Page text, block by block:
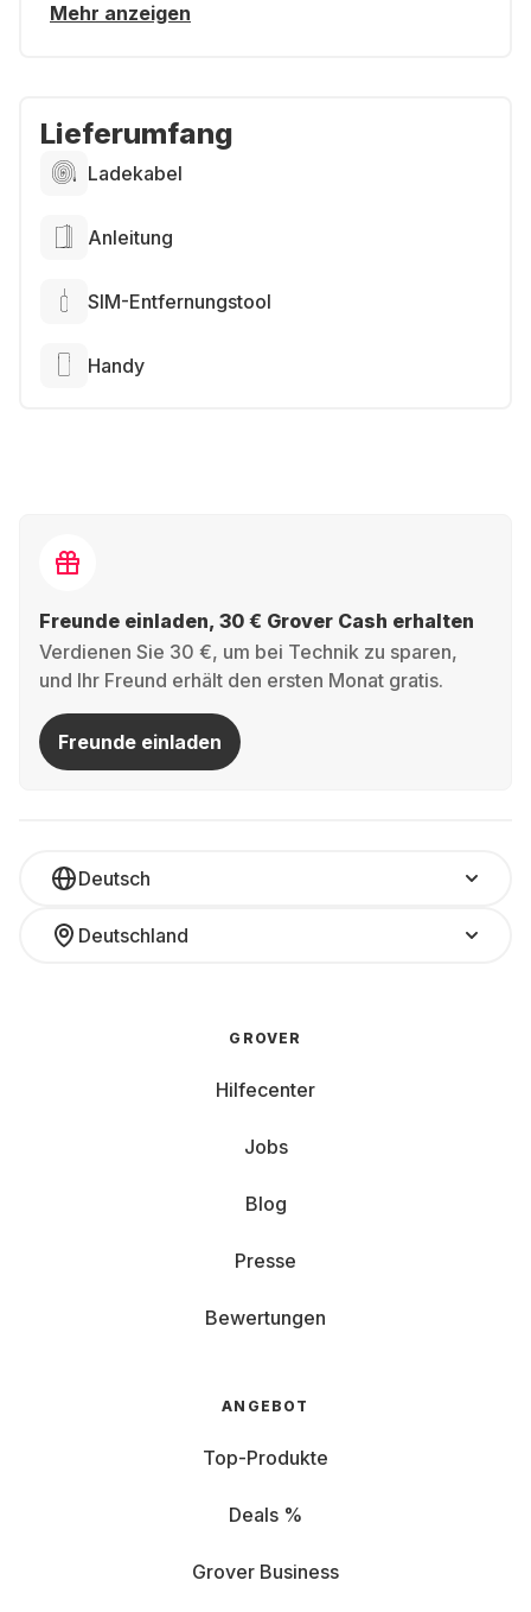
Mehr anzeigen
Lieferumfang
Ladekabel
Anleitung
SIM-Entfernungstool
Handy
Freunde einladen, 30 € Grover Cash erhalten
Verdienen Sie 30 €, um bei Technik zu sparen,
und Ihr Freund erhält den ersten Monat gratis.
Freunde einladen
Deutsch
Deutschland
GROVER
Hilfecenter
Jobs
Blog
Presse
Bewertungen
ANGEBOT
Top-Produkte
Deals %
Grover Business